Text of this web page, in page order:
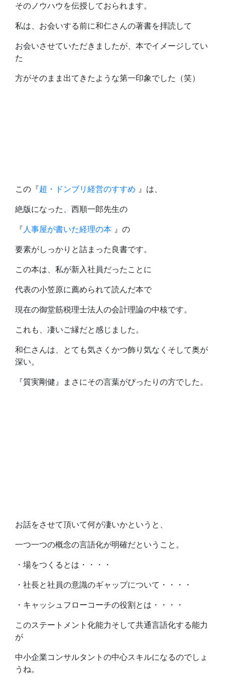
そのノウハウを伝授しておられます。
私は、お会いする前に和仁さんの著書を拝読して
お会いさせていただきましたが、本でイメージしてい
た
方がそのまま出てきたような第一印象でした（笑）
この『超・ドンブリ経営のすすめ 』は、
絶版になった、西順一郎先生の
『人事屋が書いた経理の本 』の
要素がしっかりと詰まった良書です。
この本は、私が新入社員だったことに
代表の小笠原に薦められて読んだ本で
現在の御堂筋税理士法人の会計理論の中核です。
これも、凄いご縁だと感じました。
和仁さんは、とても気さくかつ飾り気なくそして奥が
深い。
『質実剛健』まさにその言葉がぴったりの方でした。
お話をさせて頂いて何が凄いかというと、
一つ一つの概念の言語化が明確だということ。
・場をつくるとは・・・・
・社長と社員の意識のギャップについて・・・・
・キャッシュフローコーチの役割とは・・・・
このステートメント化能力そして共通言語化する能力
が
中小企業コンサルタントの中心スキルになるのでしょ
うね。